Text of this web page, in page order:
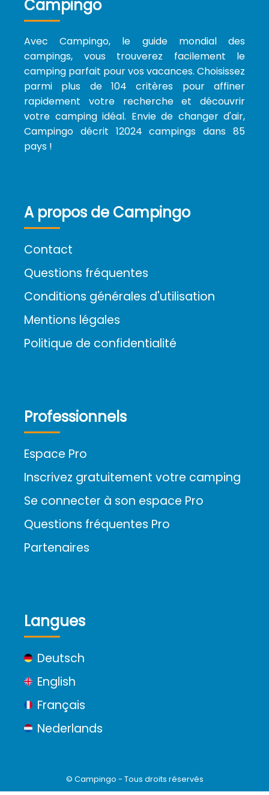
Campingo
Avec Campingo, le guide mondial des
campings, vous trouverez facilement le
camping parfait pour vos vacances. Choisissez
parmi plus de 104 critères pour affiner
rapidement votre recherche et découvrir
votre camping idéal. Envie de changer d'air,
Campingo décrit 12024 campings dans 85
pays !
A propos de Campingo
Contact
Questions fréquentes
Conditions générales d'utilisation
Mentions légales
Politique de confidentialité
Professionnels
Espace Pro
Inscrivez gratuitement votre camping
Se connecter à son espace Pro
Questions fréquentes Pro
Partenaires
Langues
Deutsch
English
Français
Nederlands
© Campingo - Tous droits réservés